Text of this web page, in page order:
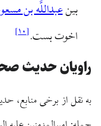
بینعبداللَّه بن
اخوت بست.[۱۰]
راویان حدیث